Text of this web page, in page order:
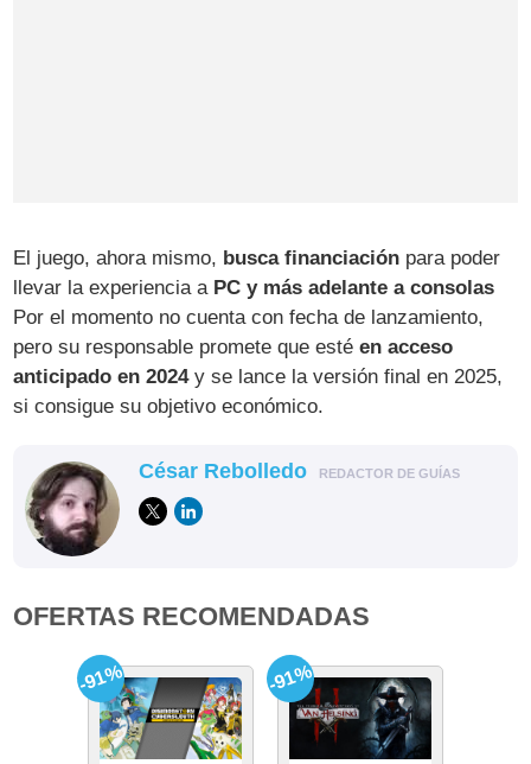
El juego, ahora mismo, busca financiación para poder
llevar la experiencia a PC y más adelante a consolas
Por el momento no cuenta con fecha de lanzamiento,
pero su responsable promete que estéen acceso
anticipado en 2024y se lance la versión final en 2025,
si consigue su objetivo económico.
César Rebolledo REDACTOR DE GUÍAS
OFERTAS RECOMENDADAS
-91% -91%